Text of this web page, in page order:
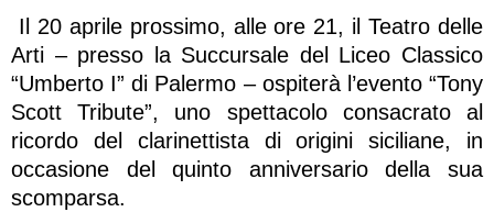
Il 20 aprile prossimo, alle ore 21, il Teatro delle
Arti – presso la Succursale del Liceo Classico
“Umberto I” di Palermo – ospiterà l’evento “Tony
Scott Tribute”, uno spettacolo consacrato al
ricordo del clarinettista di origini siciliane, in
occasione del quinto anniversario della sua
scomparsa.